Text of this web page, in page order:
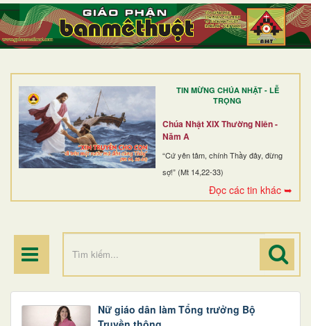
TIN MỪNG CHÚA NHẬT - LỄ
TRỌNG
Chúa Nhật XIX Thường Niên -
Năm A
“Cứ yên tâm, chính Thầy đây, đừng
sợ!” (Mt 14,22-33)
Đọc các tin khác ➥
TRANG NHẤT
GIỚI THIỆU
DÒNG TU
BAN MỤC VỤ
ĐOÀN THỂ CG
ĐIỂM HÀNH HƯƠNG
Nữ giáo dân làm Tổng trưởng Bộ